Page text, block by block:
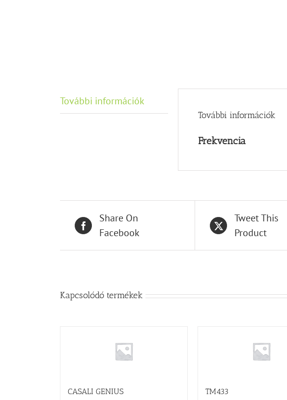
További információk
További információk
Frekvencia
Share On
Facebook
Tweet This
Product
Kapcsolódó termékek
CASALI GENIUS TM433